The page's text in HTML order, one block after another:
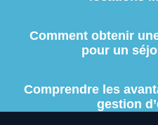
Comment obtenir
pour un
Comprendre les
gestion